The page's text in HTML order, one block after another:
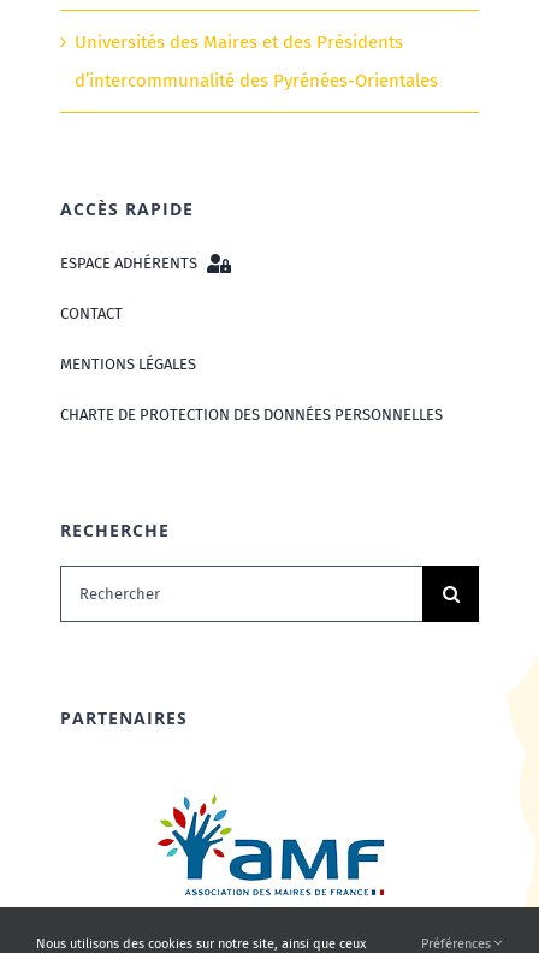
Universités des Maires et des Présidents
d’intercommunalité des Pyrénées-Orientales
ACCÈS RAPIDE
ESPACE ADHÉRENTS
CONTACT
MENTIONS LÉGALES
CHARTE DE PROTECTION DES DONNÉES PERSONNELLES
RECHERCHE
Rechercher:
PARTENAIRES
Nous utilisons des cookies sur notre site, ainsi que ceux Préférences